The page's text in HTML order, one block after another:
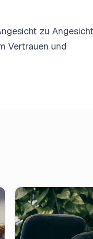
zu
Vertrauen und